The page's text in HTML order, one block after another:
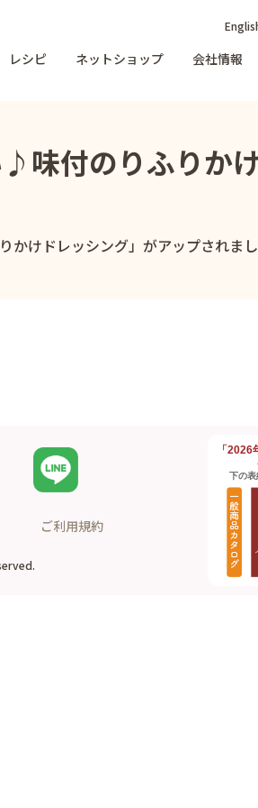
レシピ ネットショップ 会社情報
味付のりふりか
けドレッシング」がアップされまし
ご利用規約
「
下の表